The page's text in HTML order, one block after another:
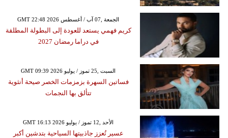
GMT 22:48 2026 الجمعة ,07 آب / أغسطس
كريم فهمي يستعد للعودة إلى البطولة المطلقة
في دراما رمضان 2027
GMT 09:39 2026 السبت ,25 تموز / يوليو
فساتين السهرة بزمزمات الخصر صيحة أنثوية
تتألق بها النجمات
GMT 16:13 2026 الأحد ,12 تموز / يوليو
عسير تُعزز جاذبيتها السياحية بتدشين أكبر